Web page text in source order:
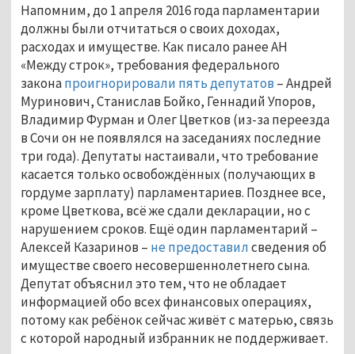
Напомним, до 1 апреля 2016 года парламентарии
должны были отчитаться о своих доходах,
расходах и имуществе. Как писало ранее АН
«Между строк», требования федерального
законапроигнорировали пять депутатов – Андрей
Муринович, Станислав Бойко, Геннадий Упоров,
Владимир Фурман и Олег Цветков (из-за переезда
в Сочи он не появлялся на заседаниях последние
три года). Депутаты настаивали, что требование
касается только освобождённых (получающих в
гордуме зарплату) парламентариев. Позднее все,
кроме Цветкова, всё же сдали декларации, но с
нарушением сроков. Ещё один парламентарий –
Алексей Казаринов – не предоставилсведения об
имуществе своего несовершеннолетнего сына.
Депутат объяснил это тем, что не обладает
информацией обо всех финансовых операциях,
потому как ребёнок сейчас живёт с матерью, связь
с которой народный избранник не поддерживает.